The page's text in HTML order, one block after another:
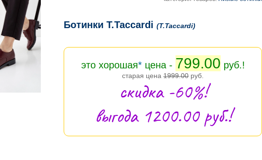
Ботинки T.Taccardi (T.Taccardi)
это хорошая*цена - 799.00 руб.!
старая цена 1999.00 руб.
скидка -60%!
выгода 1200.00 руб.!